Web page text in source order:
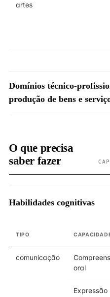
artes
Domínios técnico-
produção de bens e
O que precisa
saber fazer
Habilidades cognitivas
TIPO
comunicação
oral
Expressão